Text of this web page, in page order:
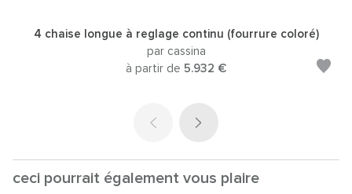
4 chaise longue à reglage continu (fourrure coloré)
par cassina
à partir de 5.932 €
ceci pourrait également vous plaire